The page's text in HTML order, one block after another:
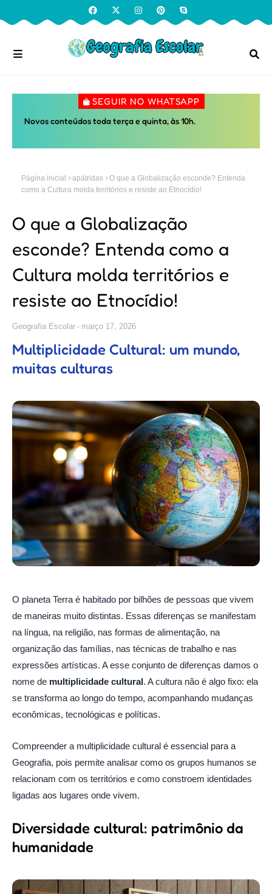
Novos conteúdos toda terça e quinta, às 10h.
SEGUIR NO WHATSAPP
Página inicial apátridas
O que a Globalização esconde? Entenda
como a Cultura molda territórios e resiste ao Etnocídio!
O que a Globalização
esconde? Entenda como a
Cultura molda territórios e
resiste ao Etnocídio!
Geografia Escolar março 17, 2026
Multiplicidade Cultural: um mundo,
muitas culturas
O planeta Terra é habitado por bilhões de pessoas que vivem
de maneiras muito distintas. Essas diferenças se manifestam
na língua, na religião, nas formas de alimentação, na
organização das famílias, nas técnicas de trabalho e nas
expressões artísticas. A esse conjunto de diferenças damos o
nome de multiplicidade cultural. A cultura não é algo fixo: ela
se transforma ao longo do tempo, acompanhando mudanças
econômicas, tecnológicas e políticas.
Compreender a multiplicidade cultural é essencial para a
Geografia, pois permite analisar como os grupos humanos se
relacionam com os territórios e como constroem identidades
ligadas aos lugares onde vivem.
Diversidade cultural: patrimônio da
humanidade